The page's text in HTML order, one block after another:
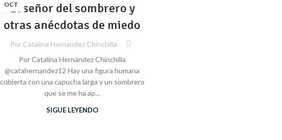
OCT
El señor del sombrero y
otras anécdotas de miedo
Por Catalina Hernandez Chinchilla
Por Catalina Hernández Chinchilla
@catahernandez12 Hay una figura humana
cubierta con una capucha larga y un sombrero
que se me ha ap...
SIGUE LEYENDO